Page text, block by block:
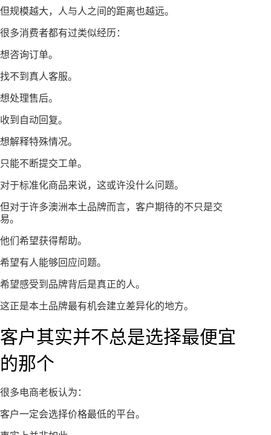
但规模越大，人与人之间的距离也越远。
很多消费者都有过类似经历：
想咨询订单。
找不到真人客服。
想处理售后。
收到自动回复。
想解释特殊情况。
只能不断提交工单。
对于标准化商品来说，这或许没什么问题。
但对于许多澳洲本土品牌而言，客户期待的不只是交
易。
他们希望获得帮助。
希望有人能够回应问题。
希望感受到品牌背后是真正的人。
这正是本土品牌最有机会建立差异化的地方。
客户其实并不总是选择最便宜
的那个
很多电商老板认为：
客户一定会选择价格最低的平台。